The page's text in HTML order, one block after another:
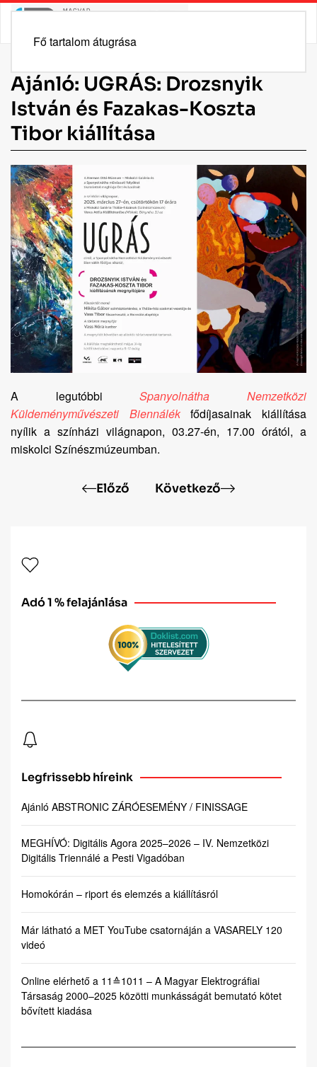
Fő tartalom átugrása
Ajánló: UGRÁS: Drozsnyik
István és Fazakas-Koszta
Tibor kiállítása
A legutóbbiSpanyolnátha Nemzetközi
Küldeményművészeti Biennálékfődíjasainak kiállítása
nyílik a színházi világnapon, 03.27-én, 17.00 órától, a
miskolci Színészmúzeumban.
Előző Következő
Adó 1 % felajánlása
Legfrissebb híreink
Ajánló ABSTRONIC ZÁRÓESEMÉNY / FINISSAGE
MEGHÍVÓ: Digitális Agora 2025–2026 – IV. Nemzetközi
Digitális Triennálé a Pesti Vigadóban
Homokórán – riport és elemzés a kiállításról
Már látható a MET YouTube csatornáján a VASARELY 120
videó
Online elérhető a 11≙1011 – A Magyar Elektrográfiai
Társaság 2000–2025 közötti munkásságát bemutató kötet
bővített kiadása